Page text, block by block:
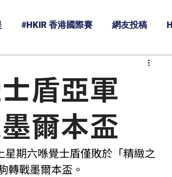
#HKIR 香港國際賽 網友投稿
盾亞軍
爾本盃
期六喺覺士盾僅敗於「精緻之
轉戰墨爾本盃。